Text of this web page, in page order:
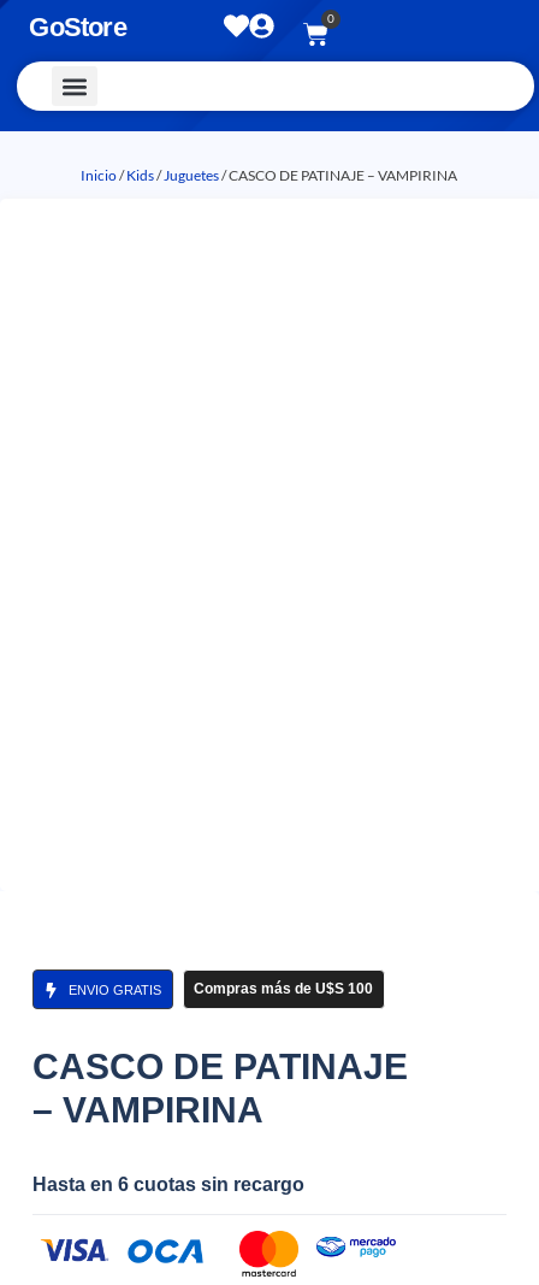
GoStore 0
Inicio/Kids/Juguetes/ CASCO DE PATINAJE – VAMPIRINA
ENVIO GRATIS Compras más de U$S 100
CASCO DE PATINAJE
– VAMPIRINA
Hasta en 6 cuotas sin recargo